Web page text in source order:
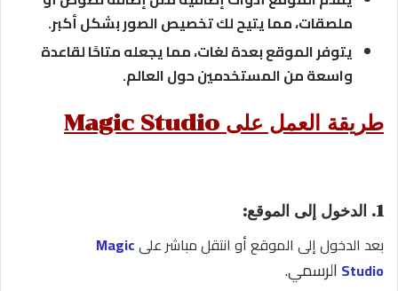
ملصقات، مما يتيح لك تخصيص الصور بشكل أكبر.
يتوفر الموقع بعدة لغات، مما يجعله متاحًا لقاعدة
واسعة من المستخدمين حول العالم.
طريقة العمل على Magic Studio
1. الدخول إلى الموقع:
بعد الدخول إلى الموقع أو انتقل مباشر علىMagic
Studio الرسمي.